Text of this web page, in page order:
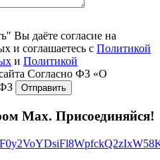
Вы даёте согласие на
и соглашаетесь с Политикой
и Политикой
Согласно ФЗ «О
Max. Присоединяйся!